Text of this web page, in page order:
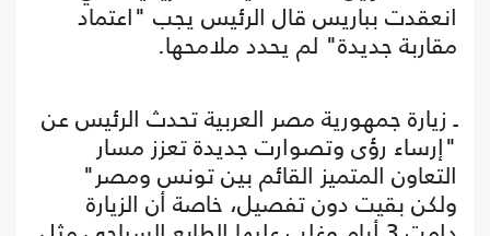
انعقدت بباريس قال الرئيس يجب "اعتماد
مقاربة جديدة" لم يحدد ملامحها.
ـ زيارة جمهورية مصر العربية تحدث الرئيس عن
"إرساء رؤى وتصوارت جديدة تعزز مسار
التعاون المتميز القائم بين تونس ومصر"
ولكن بقيت دون تفصيل، خاصة أن الزيارة